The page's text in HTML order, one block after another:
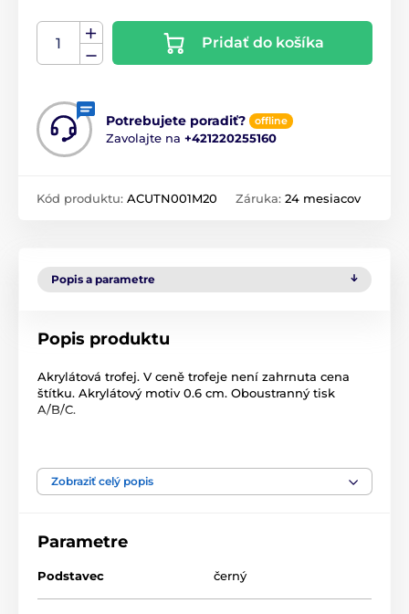
Pridať do košíka
Potrebujete poradiť? offline
Zavolajte na +421220255160
Kód produktu: ACUTN001M20 Záruka: 24 mesiacov
Popis a parametre
Popis produktu
Akrylátová trofej. V ceně trofeje není zahrnuta cena
štítku. Akrylátový motiv 0.6 cm. Oboustranný tisk
A/B/C.
Padel Akryl trofeje ACUTN001
Zobraziť celý popis
Parametre
Podstavec černý